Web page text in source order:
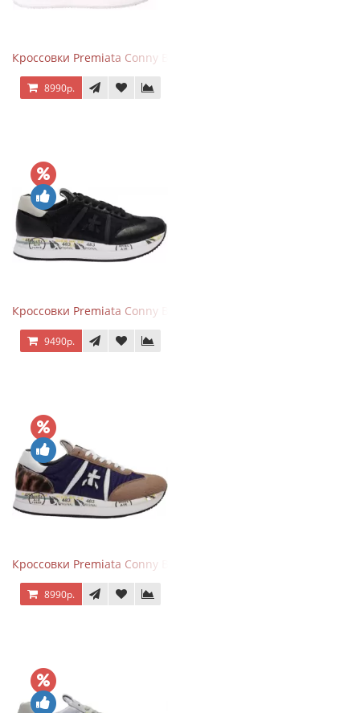
Кроссовки Premiata Conny Beige Pink
8990р.
Кроссовки Premiata Conny Black
9490р.
Кроссовки Premiata Conny Blue Brown
8990р.